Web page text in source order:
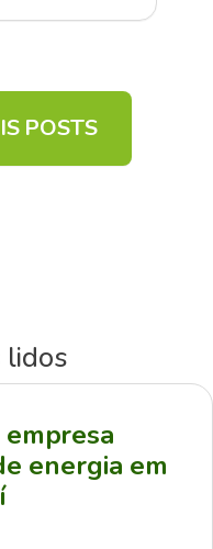
POSTS
lidos
empresa
energia em